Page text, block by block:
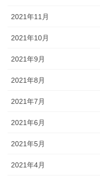
2021年11月
2021年10月
2021年9月
2021年8月
2021年7月
2021年6月
2021年5月
2021年4月